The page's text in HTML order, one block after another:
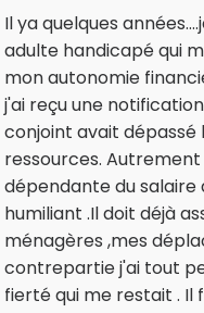
Il ya quelques
adulte handicapé qui
mon autonomie
j'ai reçu une
conjoint avait dépassé
ressources.
dépendante du
humiliant .Il doit déjà
ménagères ,mes
contrepartie j'ai tout
fierté qui me restait .